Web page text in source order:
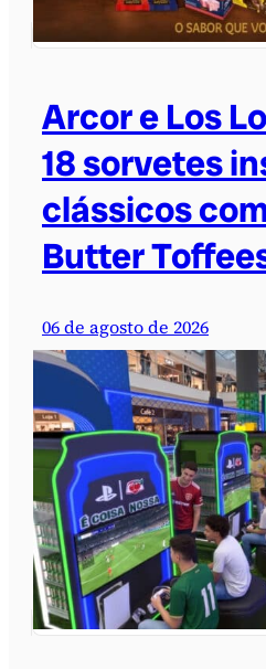
Arcor e Los
18 sorvetes
clássicos
Butter
06 de agosto de 2026